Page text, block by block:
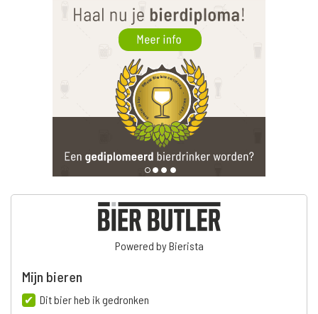
Powered by Bierista
Mijn bieren
Dit bier heb ik gedronken